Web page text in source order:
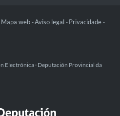
Mapa web -Aviso legal - Privacidade -
· Deputación Provincial da